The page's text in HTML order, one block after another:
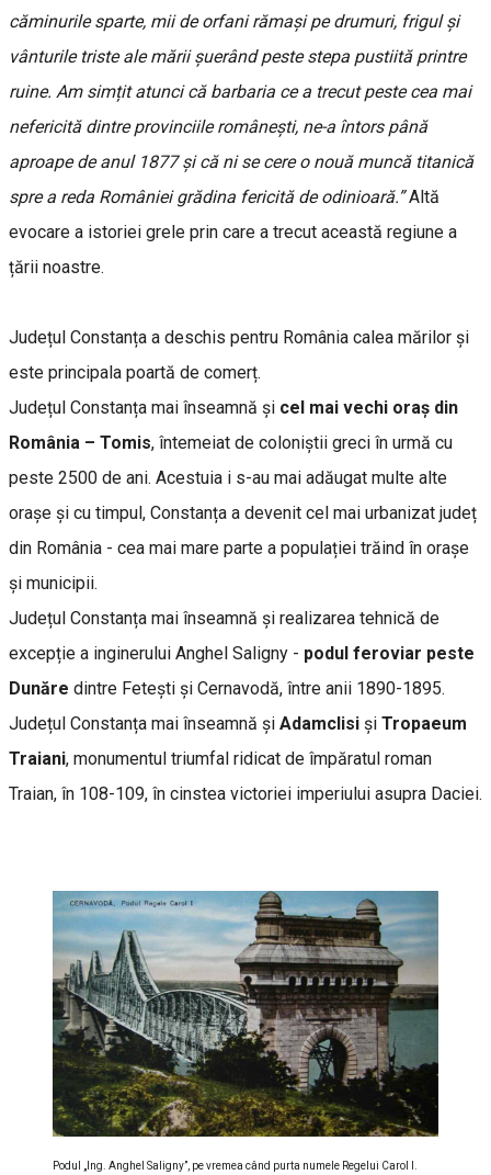
căminurile sparte, mii de orfani rămași pe drumuri, frigul și
vânturile triste ale mării șuerând peste stepa pustiită printre
ruine. Am simțit atunci că barbaria ce a trecut peste cea mai
nefericită dintre provinciile românești, ne-a întors până
aproape de anul 1877 și că ni se cere o nouă muncă titanică
spre a reda României grădina fericită de odinioară.”Altă
evocare a istoriei grele prin care a trecut această regiune a
țării noastre.
Județul Constanța a deschis pentru România calea mărilor și
este principala poartă de comerț.
Județul Constanța mai înseamnă și cel mai vechi oraș din
România – Tomis, întemeiat de coloniștii greci în urmă cu
peste 2500 de ani. Acestuia i s-au mai adăugat multe alte
orașe și cu timpul, Constanța a devenit cel mai urbanizat județ
din România - cea mai mare parte a populației trăind în orașe
și municipii.
Județul Constanța mai înseamnă și realizarea tehnică de
excepție a inginerului Anghel Saligny - podul feroviar peste
Dunăre dintre Fetești și Cernavodă, între anii 1890-1895.
Județul Constanța mai înseamnă și Adamclisi și Tropaeum
Traiani, monumentul triumfal ridicat de împăratul roman
Traian, în 108-109, în cinstea victoriei imperiului asupra Daciei.
Podul „Ing. Anghel Saligny”, pe vremea când purta numele Regelui Carol I.